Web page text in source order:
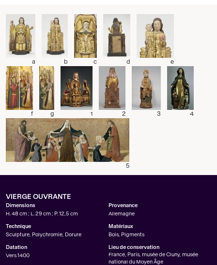
a b c d e
f g 1 2 3 4
5
VIERGE OUVRANTE
Dimensions
H. 48 cm ; L. 29 cm ; P. 12,5 cm
Provenance
Allemagne
Technique
Sculpture, Polychromie, Dorure
Matériaux
Bois, Pigments
Datation
Vers 1400
Lieu de conservation
France, Paris, musée de Cluny, musée
national du Moyen Âge